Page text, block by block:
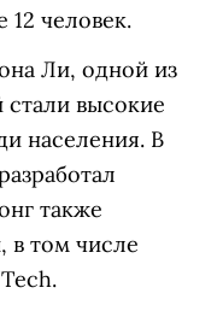
12 человек.
Ли, одной из
высокие
населения. В
также
в том числе